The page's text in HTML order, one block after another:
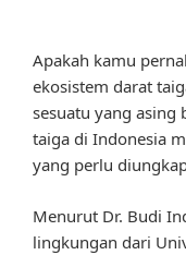
Apakah kamu
ekosistem darat
sesuatu yang asing
taiga di Indonesia
yang perlu
Menurut Dr. Budi
lingkungan dari